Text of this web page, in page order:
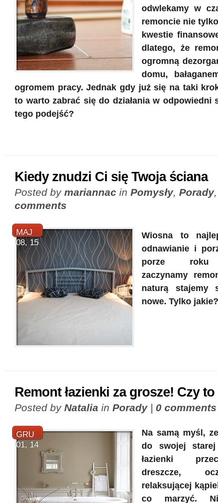
odwlekamy w
remoncie nie
kwestie
dlatego, że
ogromną
domu,
ogromem pracy. Jednak gdy już się na taki
to warto zabrać się do działania w odpowiedni
tego podejść?
Kiedy znudzi Ci się Twoja ściana
Posted by mariannac in Pomysły, Porady
comments
MAJ
08, 15
Wiosna to
odnawianie i
porze roku
zaczynamy
naturą stajemy
nowe. Tylko jakie?
Remont łazienki za grosze! Czy
Posted by Natalia in Porady| 0 comments
GRU
01, 14
Na samą myśl,
do swojej
łazienki
dreszcze,
relaksującej
co marzyć.